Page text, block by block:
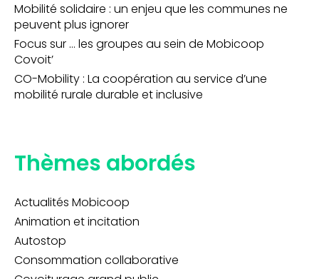
Mobilité solidaire : un enjeu que les communes ne
peuvent plus ignorer
Focus sur … les groupes au sein de Mobicoop
Covoit’
CO-Mobility : La coopération au service d’une
mobilité rurale durable et inclusive
Thèmes abordés
Actualités Mobicoop
Animation et incitation
Autostop
Consommation collaborative